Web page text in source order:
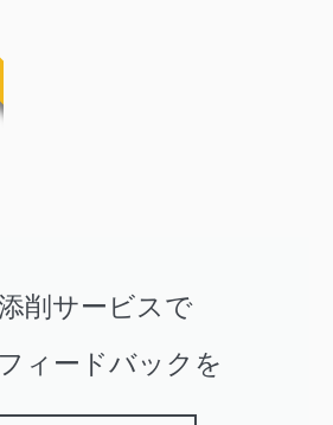
削サービスで
ィードバックを